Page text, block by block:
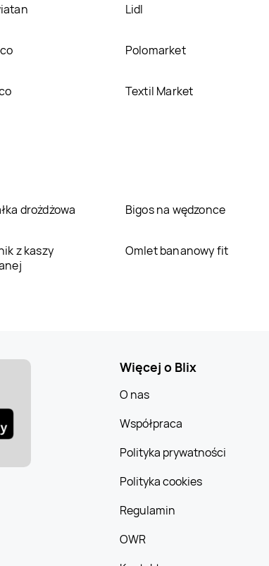
Lidl
Polomarket
Textil Market
drożdżowa Bigos na wędzonce
z kaszy
Omlet bananowy fit
Więcej o Blix
O nas
Współpraca
Polityka prywatności
Polityka cookies
Regulamin
OWR